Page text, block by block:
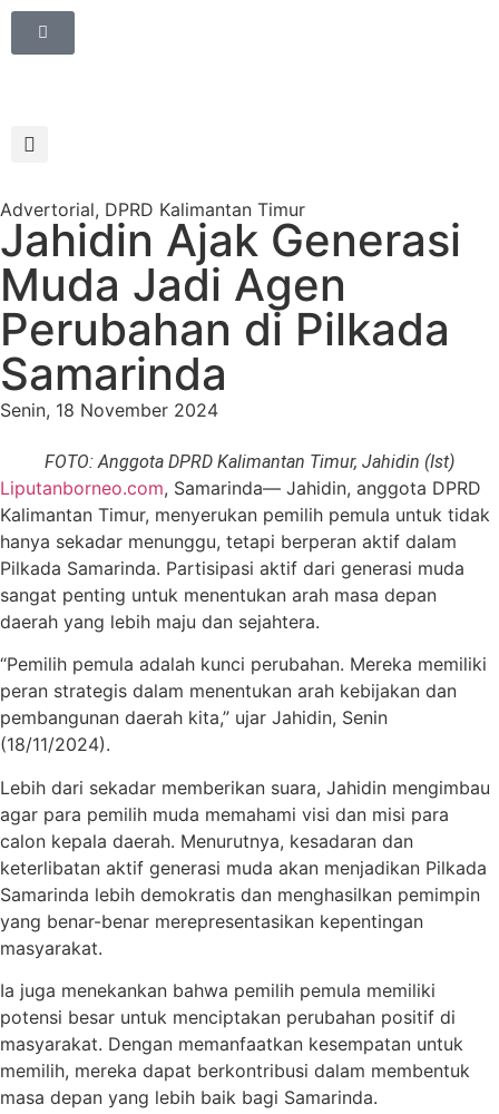
Advertorial, DPRD Kalimantan Timur
Jahidin Ajak Generasi
Muda Jadi Agen
Perubahan di Pilkada
Samarinda
Senin, 18 November 2024
FOTO: Anggota DPRD Kalimantan Timur, Jahidin (Ist)
Liputanborneo.com, Samarinda— Jahidin, anggota DPRD
Kalimantan Timur, menyerukan pemilih pemula untuk tidak
hanya sekadar menunggu, tetapi berperan aktif dalam
Pilkada Samarinda. Partisipasi aktif dari generasi muda
sangat penting untuk menentukan arah masa depan
daerah yang lebih maju dan sejahtera.
“Pemilih pemula adalah kunci perubahan. Mereka memiliki
peran strategis dalam menentukan arah kebijakan dan
pembangunan daerah kita,” ujar Jahidin, Senin
(18/11/2024).
Lebih dari sekadar memberikan suara, Jahidin mengimbau
agar para pemilih muda memahami visi dan misi para
calon kepala daerah. Menurutnya, kesadaran dan
keterlibatan aktif generasi muda akan menjadikan Pilkada
Samarinda lebih demokratis dan menghasilkan pemimpin
yang benar-benar merepresentasikan kepentingan
masyarakat.
Ia juga menekankan bahwa pemilih pemula memiliki
potensi besar untuk menciptakan perubahan positif di
masyarakat. Dengan memanfaatkan kesempatan untuk
memilih, mereka dapat berkontribusi dalam membentuk
masa depan yang lebih baik bagi Samarinda.